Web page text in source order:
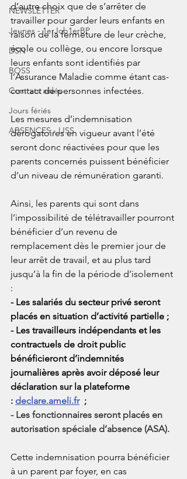
NEWSLETTER
Jeunes - 1erJob1erBP
DSN
BOSS
Contrats aidés
Jours fériés
ABSENCES - IJSS
d’autre choix que de s’arrêter de
travailler pour garder leurs enfants en
raison de la fermeture de leur crèche,
école ou collège, ou encore lorsque
leurs enfants sont identifiés par
l’Assurance Maladie comme étant cas-
contact de personnes infectées.
Les mesures d’indemnisation
dérogatoires en vigueur avant l’été
seront donc réactivées pour que les
parents concernés puissent bénéficier
d’un niveau de rémunération garanti.
Ainsi, les parents qui sont dans
l’impossibilité de télétravailler pourront
bénéficier d’un revenu de
remplacement dès le premier jour de
leur arrêt de travail, et au plus tard
jusqu’à la fin de la période d’isolement
:
- Les salariés du secteur privé seront
placés en situation d’activité partielle ;
- Les travailleurs indépendants et les
contractuels de droit public
bénéficieront d’indemnités
journalières après avoir déposé leur
déclaration sur la plateforme
: declare.ameli.fr ;
- Les fonctionnaires seront placés en
autorisation spéciale d’absence (ASA).
Cette indemnisation pourra bénéficier
à un parent par foyer, en cas